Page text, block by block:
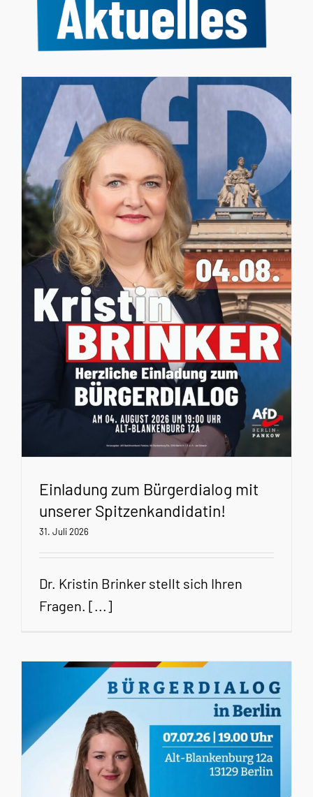
Einladung zum Bürgerdialog mit
unserer Spitzenkandidatin!
31. Juli 2026
Dr. Kristin Brinker stellt sich Ihren
Fragen. [...]